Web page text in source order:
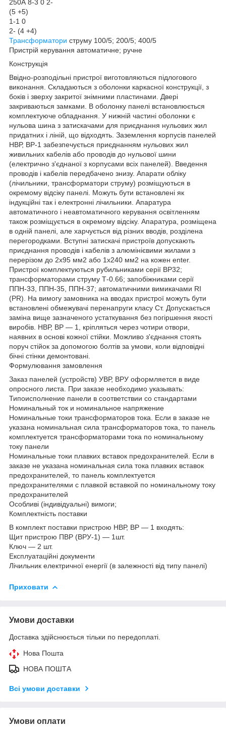
250А 8-3 0 2-
(5 +5)
1-1 0
2- (4 +4)
Трансформатори струму 100/5; 200/5; 400/5
Пристрій керування автоматичне; ручне
Конструкція
Ввідно-розподільні пристрої виготовляються підлогового
виконання. Складаються з оболонки каркасної конструкції, з
боків і зверху закритої знімними пластинами. Двері
закриваються замками. В оболонку панелі встановлюється
комплектуюче обладнання. У нижній частині оболонки є
нульова шина з затискачами для приєднання нульових жил
придатних і ліній, що відходять. Заземлення корпусів панелей
НВР, ВР-1 забезпечується приєднанням нульових жил
живильних кабелів або проводів до нульової шини
(електрично з'єднаної з корпусами всіх панелей). Введення
проводів і кабелів передбачено знизу. Апарати обліку
(лічильники, трансформатори струму) розміщуються в
окремому відсіку панелі. Можуть бути встановлені як
індукційні так і електронні лічильники. Апаратура
автоматичного і неавтоматичного керування освітленням
також розміщується в окремому відсіку. Апаратура, розміщена
в одній панелі, але харчується від різних вводів, розділена
перегородками. Вступні затискачі пристроїв допускають
приєднання проводів і кабелів з алюмінієвими жилами з
перерізом до 2х95 мм2 або 1х240 мм2 на кожен enter.
Пристрої комплектуються рубильниками серії ВР32;
трансформаторами струму Т-0.66; запобіжниками серії
ППН-33, ППН-35, ППН-37; автоматичними вимикачами RI
(PR). На вимогу замовника на вводах пристрої можуть бути
встановлені обмежувачі перенапруги класу Ст. Допускається
заміна вище зазначеного устаткування без погіршення якості
виробів. НВР, ВР — 1, кріпляться через чотири отвори,
наявних в основі кожної стійки. Можливо з'єднання стоять
поруч стійок за допомогою болтів за умови, коли відповідні
бічні стінки демонтовані.
Формулювання замовлення
Заказ панелей (устройств) УВР, ВРУ оформляется в виде
опросного листа. При заказе необходимо указывать:
Типоисполнение панели в соответствии со стандартами
Номинальный ток и номинальное напряжение
Номинальные токи трансформаторов тока. Если в заказе не
указана номинальная сила трансформаторов тока, то панель
комплектуется трансформаторами тока по номинальному
току панели
Номинальные токи плавких вставок предохранителей. Если в
заказе не указана номинальная сила тока плавких вставок
предохранителей, то панель комплектуется
предохранителями с плавкой вставкой по номинальному току
предохранителей
Особливі (індивідуальні) вимоги;
Комплектність поставки
В комплект поставки пристрою НВР, ВР — 1 входять:
Щит пристрою ПВР (ВРУ-1) — 1шт.
Ключ — 2 шт.
Експлуатаційні документи
Лічильник електричної енергії (в залежності від типу панелі)
Приховати
Умови доставки
Доставка здійснюється тільки по передоплаті.
Нова Пошта
НОВА ПОШТА
Всі умови доставки
Умови оплати